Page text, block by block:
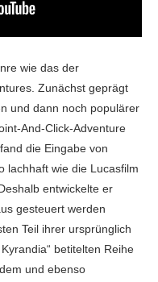
wie das der
Zunächst geprägt
und dann noch populärer
And-Click-Adventure
die Eingabe von
lachhaft wie die Lucasfilm
entwickelte er
gesteuert werden
Teil ihrer ursprünglich
betitelten Reihe
und ebenso